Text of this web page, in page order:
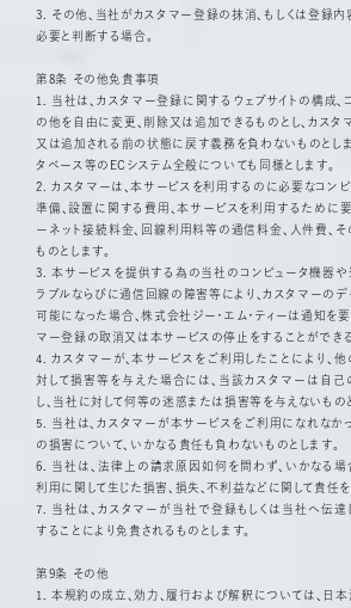
3. その他、当社がカスタマー登録の抹消、もしくは登録
必要と判断する場合。
第8条 その他免責事項
1. 当社は、カスタマー登録に関するウェブサイトの構成、
の他を自由に変更、削除又は追加できるものとし、カスタ
又は追加される前の状態に戻す義務を負わないものとしま
タベース等のECシステム全般についても同様とします。
2. カスタマーは、本サービスを利用するのに必要なコン
準備、設置に関する費用、本サービスを利用するために要
ーネット接続料金、回線利用料等の通信料金、人件費、
ものとします。
3. 本サービスを提供する為の当社のコンピュータ機器
ラブルならびに通信回線の障害等により、カスタマーのデ
可能になった場合、株式会社ジー・エム・ティーは通知を
マー登録の取消又は本サービスの停止をすることができる
4. カスタマーが、本サービスをご利用したことにより、
対して損害等を与えた場合には、当該カスタマーは自
し、当社に対して何等の迷惑または損害等を与えないものと
5. 当社は、カスタマーが本サービスをご利用になれなか
の損害について、いかなる責任も負わないものとします。
6. 当社は、法律上の請求原因如何を問わず、いかなる
利用に関して生じた損害、損失、不利益などに関して責任を
7. 当社は、カスタマーが当社で登録もしくは当社へ伝
することにより免責されるものとします。
第9条 その他
1. 本規約の成立、効力、履行および解釈については、日本